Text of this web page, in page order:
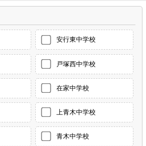
安行東中学校
戸塚西中学校
在家中学校
上青木中学校
青木中学校